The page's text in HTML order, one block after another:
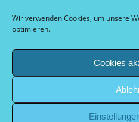
Wir verwenden Cookies, um unsere
optimieren.
Cookies
Wurftechniken
Videos